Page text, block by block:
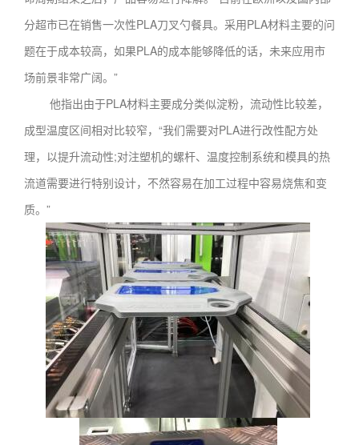
分超市已在销售一次性PLA刀叉勺餐具。采用PLA材料主要的问
题在于成本较高，如果PLA的成本能够降低的话，未来应用市
场前景非常广阔。”
他指出由于PLA材料主要成分类似淀粉，流动性比较差，
成型温度区间相对比较窄，“我们需要对PLA进行改性配方处
理，以提升流动性;对注塑机的螺杆、温度控制系统和模具的热
流道需要进行特别设计，不然容易在加工过程中容易烧焦和变
质。”